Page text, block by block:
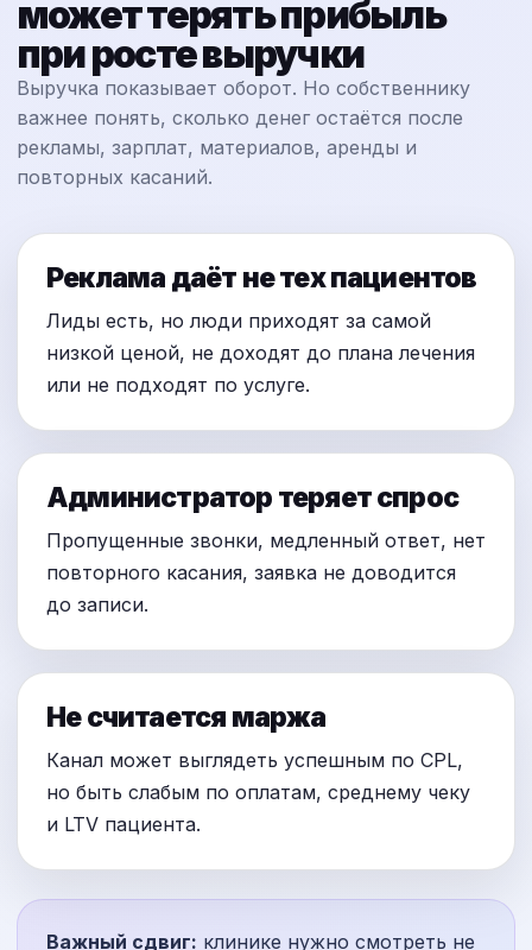
может терять прибыль
при росте выручки
Выручка показывает оборот. Но собственнику
важнее понять, сколько денег остаётся после
рекламы, зарплат, материалов, аренды и
повторных касаний.
Реклама даёт не тех пациентов
Лиды есть, но люди приходят за самой
низкой ценой, не доходят до плана лечения
или не подходят по услуге.
Администратор теряет спрос
Пропущенные звонки, медленный ответ, нет
повторного касания, заявка не доводится
до записи.
Не считается маржа
Канал может выглядеть успешным по CPL,
но быть слабым по оплатам, среднему чеку
и LTV пациента.
Важный сдвиг: клинике нужно смотреть не